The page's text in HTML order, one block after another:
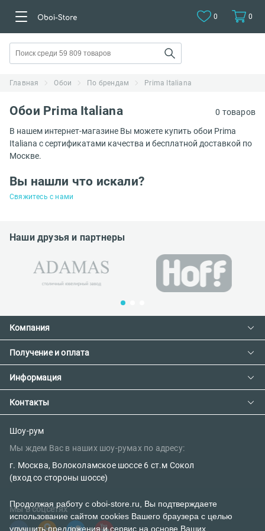
0 0
Главная Обои По брендам Prima Italiana
Обои Prima Italiana
0 товаров
В нашем интернет-магазине Вы можете купить обои Prima
Italiana с сертификатами качества и бесплатной доставкой по
Москве.
Вы нашли что искали?
Свяжитесь с нами
Наши друзья и партнеры
Компания
Контакты
О компании
Сотрудничество
Наш блог
Получение и оплата
Доставка и оплата
Предзаказ товара с фабрики
Информация
Как сделать заказ
Политика конфиденциальности
Правила поклейки обоев
Контакты
E-mail:
sales@oboi-store.ru
Телефоны:
8 (800) 302-39-84 (бесплатно)
Шоу-рум
Мы ждем Вас в наших шоу-румах по адресу:
г. Москва, Волоколамское шоссе 6 ст.м Сокол
(вход со стороны шоссе)
Мы в соцсетях
Продолжая работу с oboi-store.ru, Вы подтверждаете
использование сайтом cookies Вашего браузера с целью
улучшить предложения и сервис на основе Ваших